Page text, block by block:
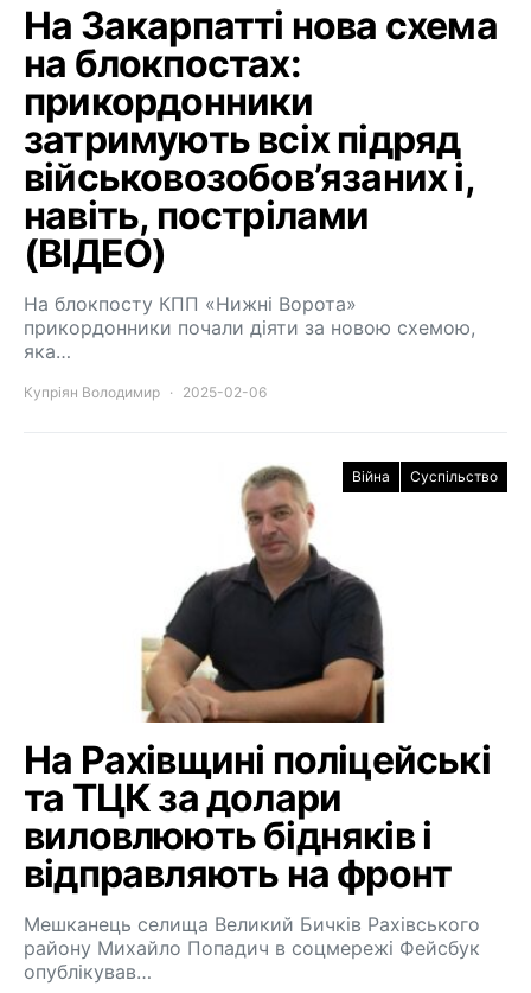
На Закарпатті нова схема
на блокпостах:
прикордонники
затримують всіх підряд
військовозобов’язаних і,
навіть, пострілами
(ВІДЕО)
На блокпосту КПП «Нижні Ворота»
прикордонники почали діяти за новою схемою,
яка…
Купріян Володимир 2025-02-06
Війна Суспільство
На Рахівщині поліцейські
та ТЦК за долари
виловлюють бідняків і
відправляють на фронт
Мешканець селища Великий Бичків Рахівського
району Михайло Попадич в соцмережі Фейсбук
опублікував…